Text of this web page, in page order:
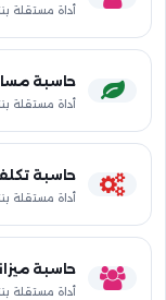
أداة مستقلة
حاسبة
أداة مستقلة
حاسبة
أداة مستقلة
حاسبة
أداة مستقلة